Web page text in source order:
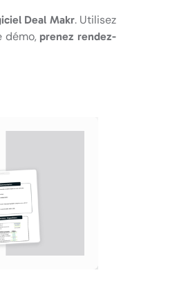
Deal Makr. Utilisez
démo, prenez rendez-